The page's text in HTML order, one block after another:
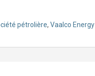
pétrolière, Vaalco Energy